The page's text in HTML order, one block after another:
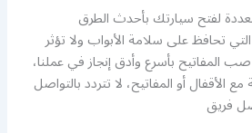
لفتح سيارتك بأحدث الطرق
تحافظ على سلامة الأبواب ولا تؤثر
المفاتيح بأسرع وأدق إنجاز في عملنا،
أو المفاتيح، لا تتردد بالتواصل
فريق